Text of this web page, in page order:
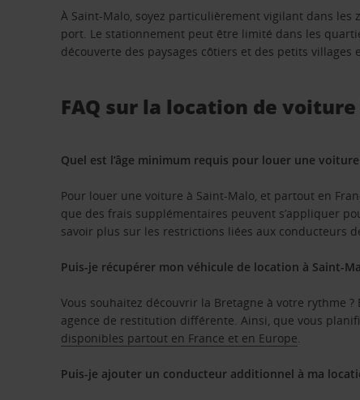
À Saint-Malo, soyez particulièrement vigilant dans
port. Le stationnement peut être limité dans les
découverte des paysages côtiers et des petits
FAQ sur la location de
Quel est l’âge minimum requis pour louer une
Pour louer une voiture à Saint-Malo, et partout en
que des frais supplémentaires peuvent s’appliquer
savoir plus sur les restrictions liées aux conducteurs
Puis-je récupérer mon véhicule de location à Saint-
Vous souhaitez découvrir la Bretagne à votre rythme
agence de restitution différente. Ainsi, que vous
disponibles partout en France et en Europe
Puis-je ajouter un conducteur additionnel à ma